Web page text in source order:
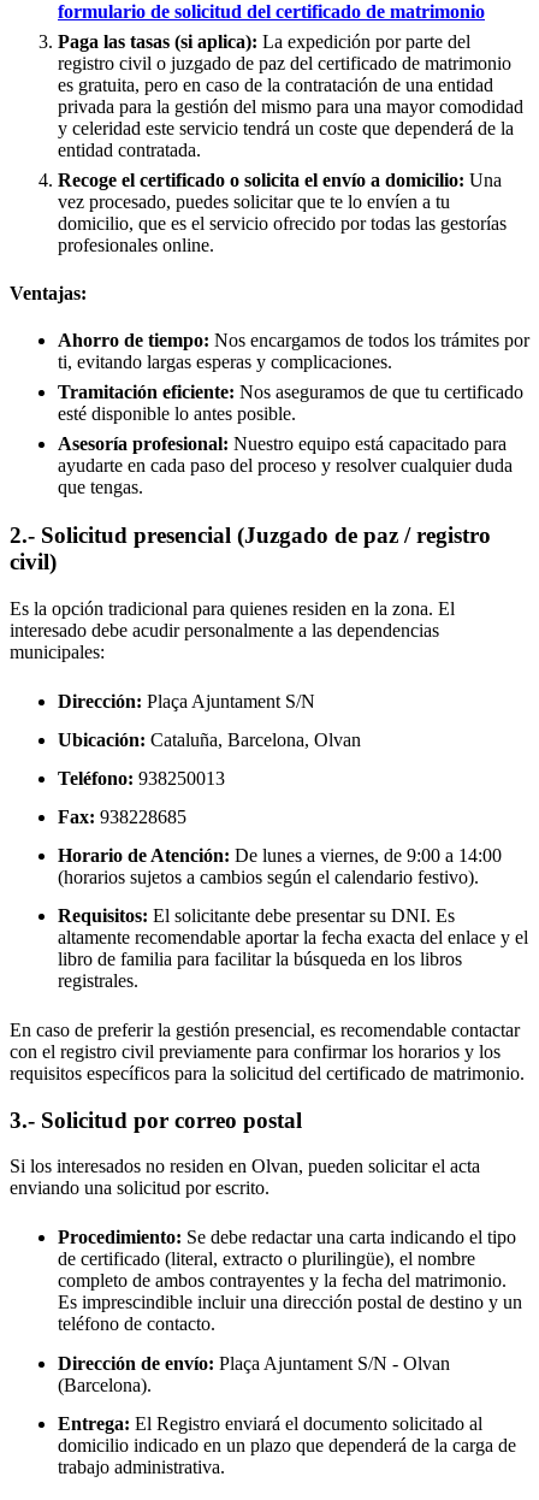
formulario de solicitud del certificado de matrimonio
Paga las tasas (si aplica): La expedición por parte del
registro civil o juzgado de paz del certificado de matrimonio
es gratuita, pero en caso de la contratación de una entidad
privada para la gestión del mismo para una mayor comodidad
y celeridad este servicio tendrá un coste que dependerá de la
entidad contratada.
Recoge el certificado o solicita el envío a domicilio: Una
vez procesado, puedes solicitar que te lo envíen a tu
domicilio, que es el servicio ofrecido por todas las gestorías
profesionales online.
Ventajas:
Ahorro de tiempo: Nos encargamos de todos los trámites por
ti, evitando largas esperas y complicaciones.
Tramitación eficiente: Nos aseguramos de que tu certificado
esté disponible lo antes posible.
Asesoría profesional: Nuestro equipo está capacitado para
ayudarte en cada paso del proceso y resolver cualquier duda
que tengas.
2.- Solicitud presencial (Juzgado de paz / registro
civil)
Es la opción tradicional para quienes residen en la zona. El
interesado debe acudir personalmente a las dependencias
municipales:
Dirección: Plaça Ajuntament S/N
Ubicación: Cataluña, Barcelona, Olvan
Teléfono: 938250013
Fax: 938228685
Horario de Atención: De lunes a viernes, de 9:00 a 14:00
(horarios sujetos a cambios según el calendario festivo).
Requisitos: El solicitante debe presentar su DNI. Es
altamente recomendable aportar la fecha exacta del enlace y el
libro de familia para facilitar la búsqueda en los libros
registrales.
En caso de preferir la gestión presencial, es recomendable contactar
con el registro civil previamente para confirmar los horarios y los
requisitos específicos para la solicitud del certificado de matrimonio.
3.- Solicitud por correo postal
Si los interesados no residen en Olvan, pueden solicitar el acta
enviando una solicitud por escrito.
Procedimiento: Se debe redactar una carta indicando el tipo
de certificado (literal, extracto o plurilingüe), el nombre
completo de ambos contrayentes y la fecha del matrimonio.
Es imprescindible incluir una dirección postal de destino y un
teléfono de contacto.
Dirección de envío: Plaça Ajuntament S/N - Olvan
(Barcelona).
Entrega: El Registro enviará el documento solicitado al
domicilio indicado en un plazo que dependerá de la carga de
trabajo administrativa.